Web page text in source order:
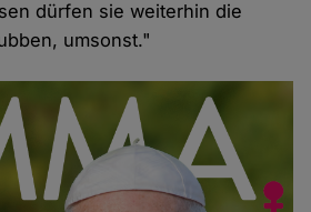
dürfen sie weiterhin die
umsonst."